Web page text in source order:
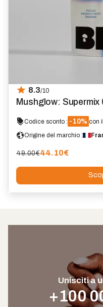
8.3/10
Mushglow: Supermix
Codice sconto : -10% con
Origine del marchio :
49.00€44.10€
Unisciti a
+100